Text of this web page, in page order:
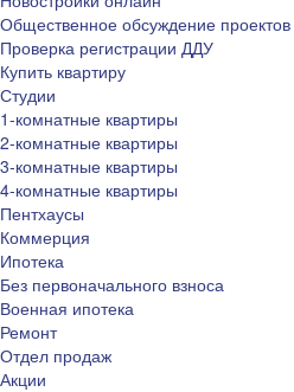
Общественное обсуждение проектов
Проверка регистрации ДДУ
Купить квартиру
Студии
1-комнатные квартиры
2-комнатные квартиры
3-комнатные квартиры
4-комнатные квартиры
Пентхаусы
Коммерция
Ипотека
Без первоначального взноса
Военная ипотека
Ремонт
Отдел продаж
Акции